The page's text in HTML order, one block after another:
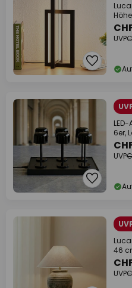
UVP
6er,
UVP
46
UVP